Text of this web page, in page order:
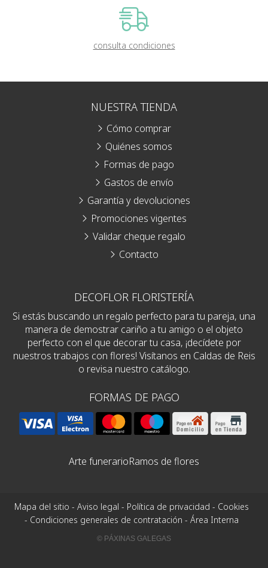
consulta condiciones
DECOFLOR FLORISTERÍA
Si estás buscando un regalo perfecto para tu pareja, una
manera de demostrar cariño a tu amigo o el objeto
perfecto con el que decorar tu casa, ¡decídete por
nuestros trabajos con flores! Visítanos en Caldas de Reis
o revisa nuestro catálogo.
FORMAS DE PAGO
NUESTRA TIENDA
Cómo comprar
Quiénes somos
Formas de pago
Gastos de envío
Garantía y devoluciones
Promociones vigentes
Validar cheque regalo
Contacto
Arte funerarioRamos de flores
Mapa del sitio - Aviso legal - Política de privacidad - Cookies
- Condiciones generales de contratación - Área Interna
© PÁXINAS GALEGAS